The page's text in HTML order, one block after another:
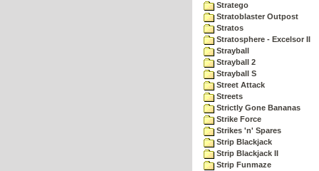
Stratego
Stratoblaster Outpost
Stratos
Stratosphere - Excelsor II
Strayball
Strayball 2
Strayball S
Street Attack
Streets
Strictly Gone Bananas
Strike Force
Strikes 'n' Spares
Strip Blackjack
Strip Blackjack II
Strip Funmaze